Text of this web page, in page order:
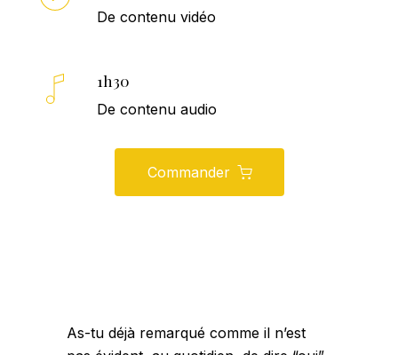
De contenu vidéo
1h30
De contenu audio
Commander
As-tu déjà remarqué comme il n’est